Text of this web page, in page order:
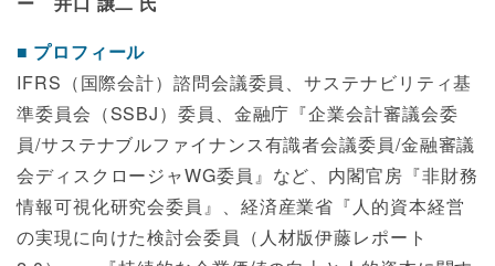
プロフィール
IFRS（国際会計）諮問会議委員、サステナビリティ基
準委員会（SSBJ）委員、金融庁『企業会計審議会委
員/サステナブルファイナンス有識者会議委員/金融審議
会ディスクロージャWG委員』など、内閣官房『非財務
情報可視化研究会委員』、経済産業省『人的資本経営
の実現に向けた検討会委員（人材版伊藤レポート